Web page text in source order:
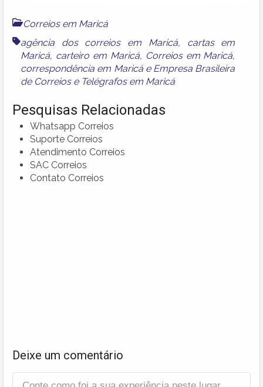
Correios em Maricá
agência dos correios em Maricá, cartas em
Maricá, carteiro em Maricá, Correios em Maricá,
correspondência em Maricáe Empresa Brasileira
de Correios e Telégrafos em Maricá
Pesquisas Relacionadas
Whatsapp Correios
Suporte Correios
Atendimento Correios
SAC Correios
Contato Correios
Deixe um comentário